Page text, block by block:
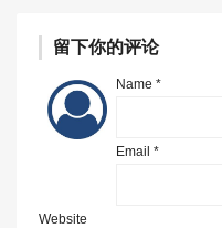
留下你的评论
Name *
Email *
Website